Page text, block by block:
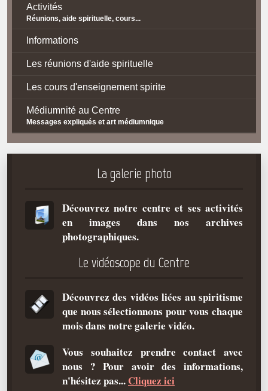
Activités
Réunions, aide spirituelle, cours...
Informations
Les réunions d'aide spirituelle
Les cours d'enseignement spirite
Médiumnité au Centre
Messages expliqués et art médiumnique
Contact / Accès
Plan d'accès
La doctrine Spirite
Qu'est-ce que c'est ?
Les bases du spiritisme
La doctrine d'Allan Kardec
But des manifestations spirites
Médiums
La galerie photo
Découvrez notre centre et ses activités
en images dans nos archives
photographiques.
Le vidéoscope du Centre
Découvrez des vidéos liées au spiritisme
que nous sélectionnons pour vous chaque
mois dans notre galerie vidéo.
Vous souhaitez prendre contact avec
nous ? Pour avoir des informations,
n'hésitez pas... Cliquez ici